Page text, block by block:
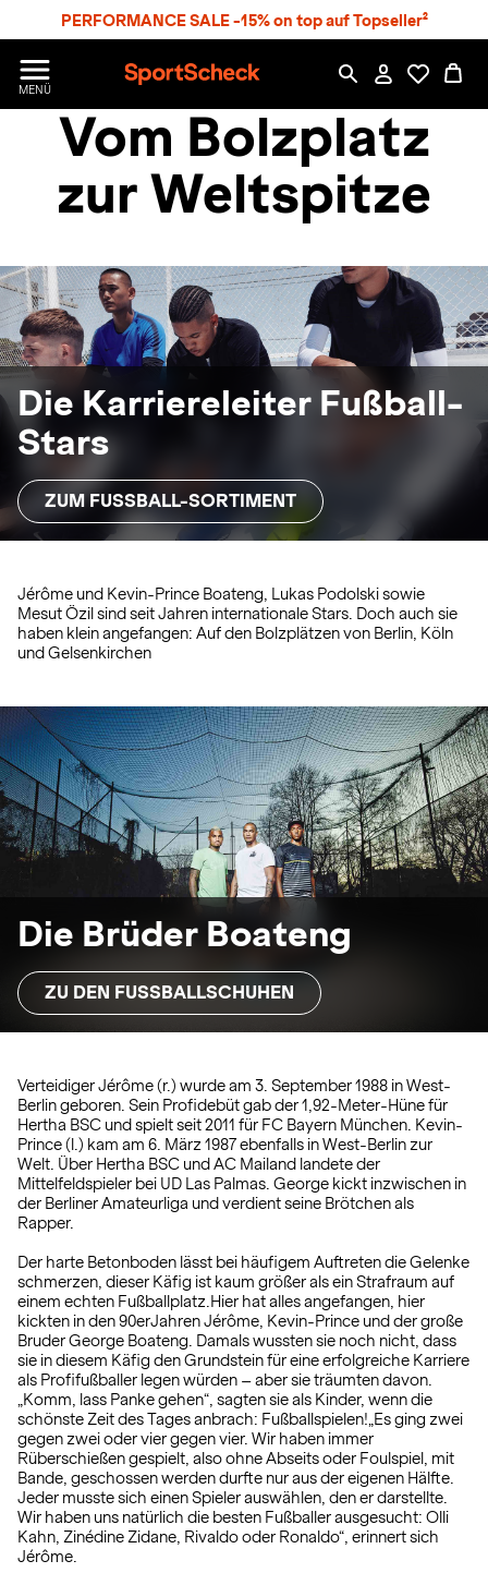
PERFORMANCE SALE -15% on top auf Topseller²
MENÜ
p
o
r
S
c
k
Vom Bolzplatz
zur Weltspitze
Die Karriereleiter Fußball-
Stars
ZUM FUSSBALL-SORTIMENT
Jérôme und Kevin-Prince Boateng, Lukas Podolski sowie
Mesut Özil sind seit Jahren internationale Stars. Doch auch sie
haben klein angefangen: Auf den Bolzplätzen von Berlin, Köln
und Gelsenkirchen
Die Brüder Boateng
ZU DEN FUSSBALLSCHUHEN
Verteidiger Jérôme (r.) wurde am 3. September 1988 in West-
Berlin geboren. Sein Profidebüt gab der 1,92-Meter-Hüne für
Hertha BSC und spielt seit 2011 für FC Bayern München. Kevin-
Prince (l.) kam am 6. März 1987 ebenfalls in West-Berlin zur
Welt. Über Hertha BSC und AC Mailand landete der
Mittelfeldspieler bei UD Las Palmas. George kickt inzwischen in
der Berliner Amateurliga und verdient seine Brötchen als
Rapper.
Der harte Betonboden lässt bei häufigem Auftreten die Gelenke
schmerzen, dieser Käfig ist kaum größer als ein Strafraum auf
einem echten Fußballplatz.Hier hat alles angefangen, hier
kickten in den 90erJahren Jérôme, Kevin-Prince und der große
Bruder George Boateng. Damals wussten sie noch nicht, dass
sie in diesem Käfig den Grundstein für eine erfolgreiche Karriere
als Profifußballer legen würden – aber sie träumten davon.
„Komm, lass Panke gehen“, sagten sie als Kinder, wenn die
schönste Zeit des Tages anbrach: Fußballspielen!„Es ging zwei
gegen zwei oder vier gegen vier. Wir haben immer
Rüberschießen gespielt, also ohne Abseits oder Foulspiel, mit
Bande, geschossen werden durfte nur aus der eigenen Hälfte.
Jeder musste sich einen Spieler auswählen, den er darstellte.
Wir haben uns natürlich die besten Fußballer ausgesucht: Olli
Kahn, Zinédine Zidane, Rivaldo oder Ronaldo“, erinnert sich
Jérôme.